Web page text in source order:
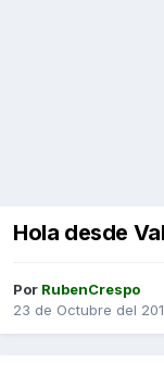
Hola desde
Por RubenCrespo
23 de Octubre del